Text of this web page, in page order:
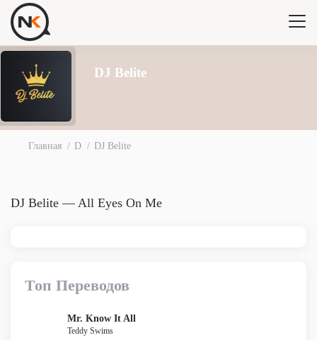
DJ Belite
Главная D DJ Belite
DJ Belite — All Eyes On Me
Топ Переводов
Mr. Know It All
Teddy Swims